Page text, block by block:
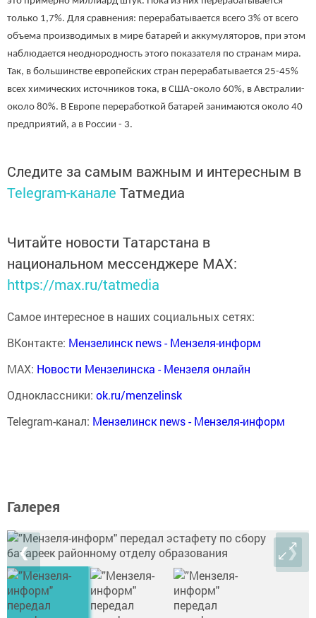
только 1,7%. Для сравнения: перерабатывается всего 3% от всего
объема производимых в мире батарей и аккумуляторов, при этом
наблюдается неоднородность этого показателя по странам мира.
Так, в большинстве европейских стран перерабатывается 25-45%
всех химических источников тока, в США-около 60%, в Австралии-
около 80%. В Европе переработкой батарей занимаются около 40
предприятий, а в России - 3.
Следите за самым важным и интересным в
Telegram-канале Татмедиа
Читайте новости Татарстана в
национальном мессенджере MАХ:
https://max.ru/tatmedia
Самое интересное в наших социальных сетях:
ВКонтакте: Мензелинск news - Мензеля-информ
MAX: Новости Мензелинска - Мензеля онлайн
Одноклассники: ok.ru/menzelinsk
Telegram-канал: Мензелинск news - Мензеля-информ
Галерея
❮ ❯